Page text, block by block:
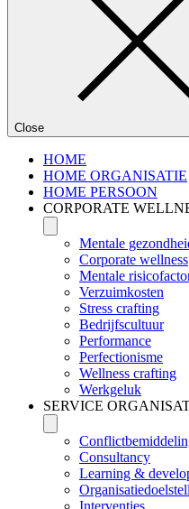
Close
HOME
HOME ORGANISATIE
HOME PERSOON
CORPORATE
Mentale
Corporate wellness
Mentale
Verzuimkosten
Stress crafting
Bedrijfscultuur
Performance
Perfectionisme
Wellness crafting
Werkgeluk
SERVICE
Consultancy
Learning &
Interventies